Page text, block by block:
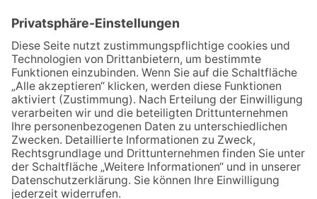
ÜBER UNS
ANMELDEN
LOGIN
AGB
Impressum
Datenschutz